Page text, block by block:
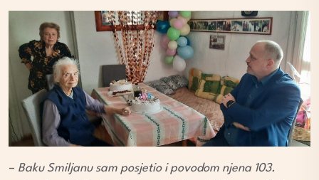
– Baku Smiljanu sam posjetio i povodom njena 103.